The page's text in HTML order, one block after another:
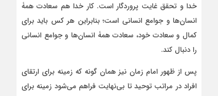
خدا و تحقق غایت پروردگار است. کار خدا هم سعادت همۀ
انسان‌ها و جوامع انسانی است؛ بنابراین هر کس باید برای
کمال و سعادت خود، سعادت همۀ انسان‌ها و جوامع انسانی
را دنبال کند.
پس از ظهور امام زمان نیز همان گونه که زمینه برای ارتقای
افراد در مراتب توحید تا بی‌نهایت فراهم می‌شود زمینه برای